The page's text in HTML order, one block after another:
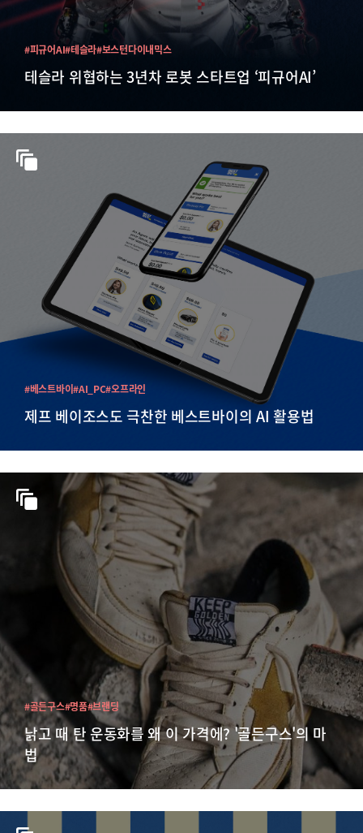
테슬라 위협하는 3년차 로봇 스타트업 ‘피규어AI’
#피규어AI#테슬라#보스턴다이내믹스
제프 베이조스도 극찬한 베스트바이의 AI 활용법
#베스트바이#AI_PC#오프라인
낡고 때 탄 운동화를 왜 이 가격에? '골든구스'의 마
법
#골든구스#명품#브랜딩